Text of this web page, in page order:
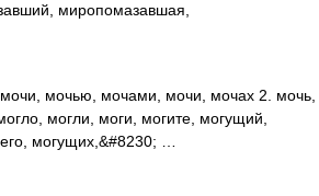
миропомазавшая,
мочью, мочами, мочи, мочах 2. мочь,
могли, моги, могите, могущий,
могущих,&#8230; …